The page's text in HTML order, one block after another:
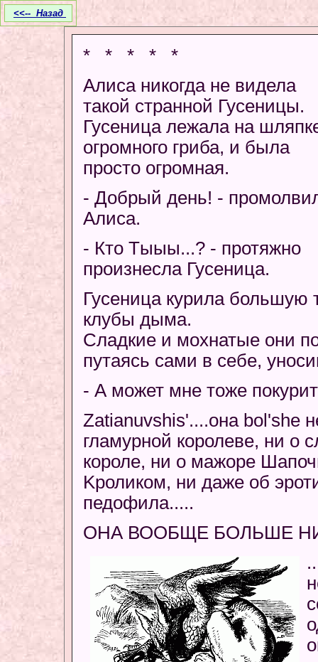
<<-- Назад
* * * * *
Алиса никогда не видела
такой странной Гусеницы.
Гусеница лежала на
огромного гриба, и была
просто огромная.
- Добрый день! -
Алиса.
- Кто Tыыы...? - протяжно
произнесла Гусеница.
Гусеница курила большую
клубы дыма.
Сладкие и мохнатые они
путаясь сами в себе,
- А может мне тоже
Zatianuvshis'....она bol'she
гламурной королеве, ни о
короле, ни о мажоре
Kроликом, ни даже об
педофила.....
ОНА ВООБЩЕ БОЛЬШЕ